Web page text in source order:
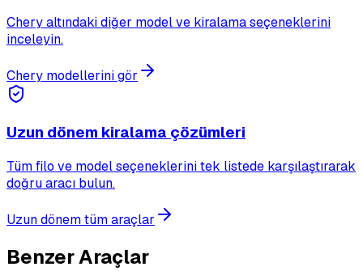
Chery altındaki diğer model ve kiralama seçeneklerini
inceleyin.
Chery modellerini gör
Uzun dönem kiralama çözümleri
Tüm filo ve model seçeneklerini tek listede karşılaştırarak
doğru aracı bulun.
Uzun dönem tüm araçlar
Benzer Araçlar